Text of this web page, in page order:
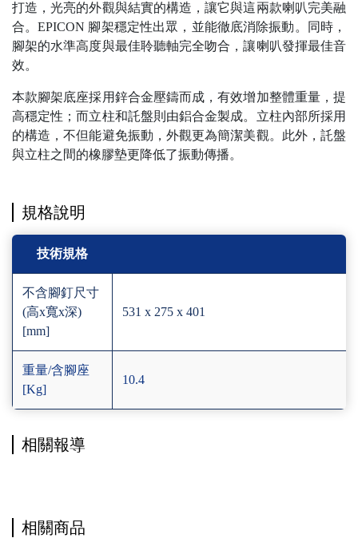
打造，光亮的外觀與結實的構造，讓它與這兩款喇叭完美融
合。EPICON 腳架穩定性出眾，並能徹底消除振動。同時，
腳架的水準高度與最佳聆聽軸完全吻合，讓喇叭發揮最佳音
效。
本款腳架底座採用鋅合金壓鑄而成，有效增加整體重量，提
高穩定性；而立柱和託盤則由鋁合金製成。立柱內部所採用
的構造，不但能避免振動，外觀更為簡潔美觀。此外，託盤
與立柱之間的橡膠墊更降低了振動傳播。
規格說明
技術規格
不含腳釘尺寸
(高x寬x深)
[mm]
531 x 275 x 401
重量/含腳座
[Kg]
10.4
相關報導
相關商品